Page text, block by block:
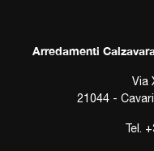
Arredamenti
Via
21044 -
Tel.